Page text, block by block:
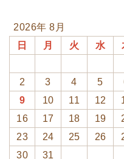
Calendar
2026年 8月
日
月 火 水